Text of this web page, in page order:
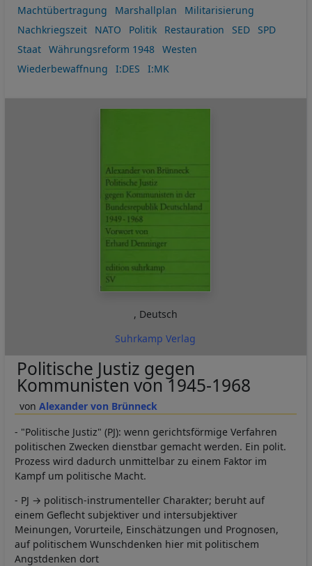
Machtübertragung
Marshallplan
Militarisierung
Nachkriegszeit
NATO Politik Restauration SED
SPD
Staat
Währungsreform 1948
Westen
Wiederbewaffnung
I:DES I:MK
, Deutsch
Suhrkamp Verlag
Alexander von Brünneck
Politische Justiz gegen
Kommunisten von 1945-1968
- "Politische Justiz" (PJ): wenn gerichtsförmige Verfahren
politischen Zwecken dienstbar gemacht werden. Ein polit.
Prozess wird dadurch unmittelbar zu einem Faktor im
Kampf um politische Macht.
- PJ → politisch-instrumenteller Charakter; beruht auf
einem Geflecht subjektiver und intersubjektiver
Meinungen, Vorurteile, Einschätzungen und Prognosen,
auf politischem Wunschdenken hier mit politischem
Angstdenken dort